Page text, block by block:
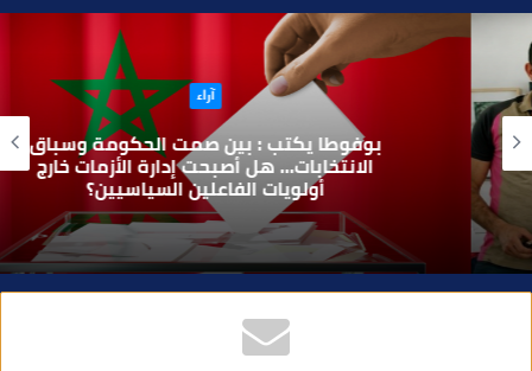
ق
ل
ب
آراء
بوفوطا يكتب : بين صمت الحكومة وسباق
الانتخابات… هل أصبحت إدارة الأزمات خارج
أولويات الفاعلين السياسيين؟